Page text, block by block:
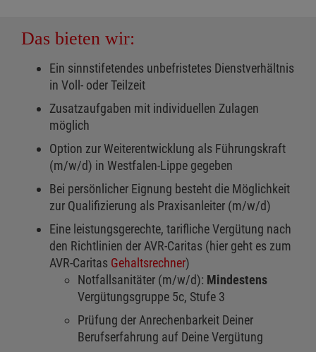
Das bieten wir:
Ein sinnstifetendes unbefristetes Dienstverhältnis
in Voll- oder Teilzeit
Zusatzaufgaben mit individuellen Zulagen
möglich
Option zur Weiterentwicklung als Führungskraft
(m/w/d) in Westfalen-Lippe gegeben
Bei persönlicher Eignung besteht die Möglichkeit
zur Qualifizierung als Praxisanleiter (m/w/d)
Eine leistungsgerechte, tarifliche Vergütung nach
den Richtlinien der AVR-Caritas (hier geht es zum
AVR-Caritas Gehaltsrechner)
Notfallsanitäter (m/w/d): Mindestens
Vergütungsgruppe 5c, Stufe 3
Prüfung der Anrechenbarkeit Deiner
Berufserfahrung auf Deine Vergütung